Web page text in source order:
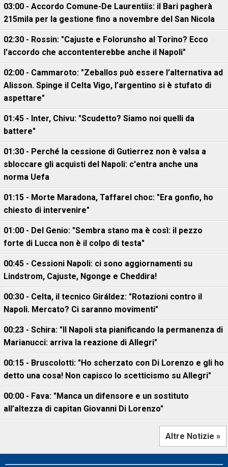
03:00 - Accordo Comune-De Laurentiis: il Bari pagherà
215mila per la gestione fino a novembre del San Nicola
02:30 - Rossin: "Cajuste e Folorunsho al Torino? Ecco
l'accordo che accontenterebbe anche il Napoli"
02:00 - Cammaroto: "Zeballos può essere l’alternativa ad
Alisson. Spinge il Celta Vigo, l’argentino si è stufato di
aspettare"
01:45 - Inter, Chivu: "Scudetto? Siamo noi quelli da
battere"
01:30 - Perché la cessione di Gutierrez non è valsa a
sbloccare gli acquisti del Napoli: c'entra anche una
norma Uefa
01:15 - Morte Maradona, Taffarel choc: "Era gonfio, ho
chiesto di intervenire"
01:00 - Del Genio: "Sembra stano ma è così: il pezzo
forte di Lucca non è il colpo di testa"
00:45 - Cessioni Napoli: ci sono aggiornamenti su
Lindstrom, Cajuste, Ngonge e Cheddira!
00:30 - Celta, il tecnico Giráldez: "Rotazioni contro il
Napoli. Mercato? Ci saranno movimenti"
00:23 - Schira: "Il Napoli sta pianificando la permanenza di
Marianucci: arriva la reazione di Allegri"
00:15 - Bruscolotti: "Ho scherzato con Di Lorenzo e gli ho
detto una cosa! Non capisco lo scetticismo su Allegri"
00:00 - Fava: "Manca un difensore e un sostituto
all’altezza di capitan Giovanni Di Lorenzo"
Altre Notizie »